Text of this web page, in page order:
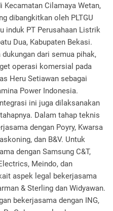
Kecamatan Cilamaya Wetan,
dibangkitkan oleh PLTGU
induk PT Perusahaan Listrik
Dua, Kabupaten Bekasi.
dari semua pihak,
operasi komersial pada
Heru Setiawan sebagai
Power Indonesia.
ini juga dilaksanakan
Dalam tahap teknis
dengan Poyry, Kwarsa
dan B&V. Untuk
dengan Samsung C&T,
Meindo, dan
aspek legal bekerjasama
& Sterling dan Widyawan.
bekerjasama dengan ING,